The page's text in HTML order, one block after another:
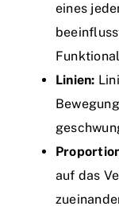
eines
Linien:
auf das